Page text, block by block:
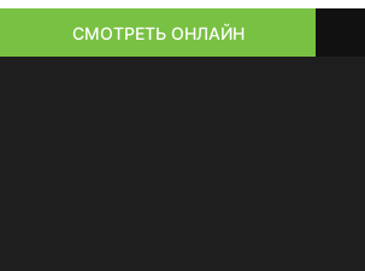
СМОТРЕТЬ ОНЛАЙН